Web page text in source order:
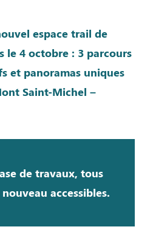
espace trail de
le 4 octobre : 3 parcours
et panoramas uniques
Saint-Michel –
de travaux, tous
accessibles.